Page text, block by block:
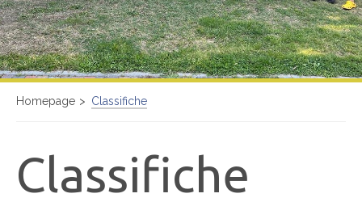
Homepage Classifiche
Classifiche